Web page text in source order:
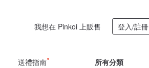
我想在 Pinkoi 上販售 登入/註冊
送禮指南 所有分類